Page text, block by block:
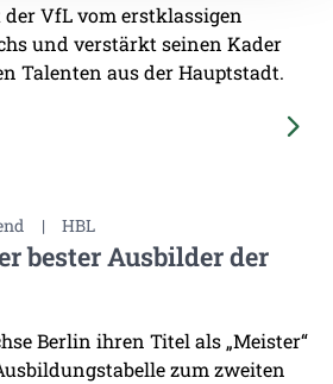
VfL vom erstklassigen
und verstärkt seinen Kader
Talenten aus der Hauptstadt.
| HBL
bester Ausbilder der
Berlin ihren Titel als „Meister“
zum zweiten